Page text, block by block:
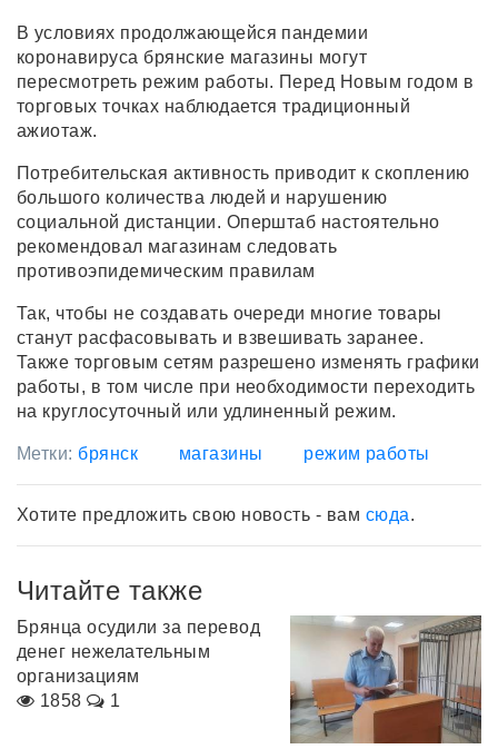
В условиях продолжающейся пандемии
коронавируса брянские магазины могут
пересмотреть режим работы. Перед Новым годом в
торговых точках наблюдается традиционный
ажиотаж.
Потребительская активность приводит к скоплению
большого количества людей и нарушению
социальной дистанции. Оперштаб настоятельно
рекомендовал магазинам следовать
противоэпидемическим правилам
Так, чтобы не создавать очереди многие товары
станут расфасовывать и взвешивать заранее.
Также торговым сетям разрешено изменять графики
работы, в том числе при необходимости переходить
на круглосуточный или удлиненный режим.
Метки: брянск магазины режим работы
Хотите предложить свою новость - вам сюда.
Читайте также
Брянца осудили за перевод
денег нежелательным
организациям
1858
1